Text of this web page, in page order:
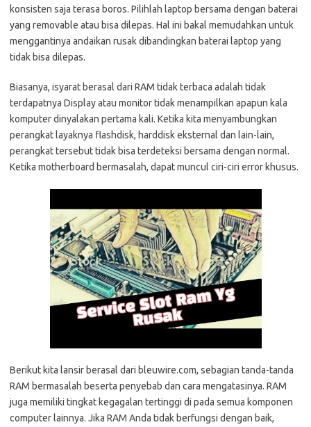
konsisten saja terasa boros. Pilihlah laptop bersama dengan baterai
yang removable atau bisa dilepas. Hal ini bakal memudahkan untuk
menggantinya andaikan rusak dibandingkan baterai laptop yang
tidak bisa dilepas.
Biasanya, isyarat berasal dari RAM tidak terbaca adalah tidak
terdapatnya Display atau monitor tidak menampilkan apapun kala
komputer dinyalakan pertama kali. Ketika kita menyambungkan
perangkat layaknya flashdisk, harddisk eksternal dan lain-lain,
perangkat tersebut tidak bisa terdeteksi bersama dengan normal.
Ketika motherboard bermasalah, dapat muncul ciri-ciri error khusus.
Berikut kita lansir berasal dari bleuwire.com, sebagian tanda-tanda
RAM bermasalah beserta penyebab dan cara mengatasinya. RAM
juga memiliki tingkat kegagalan tertinggi di pada semua komponen
computer lainnya. Jika RAM Anda tidak berfungsi dengan baik,